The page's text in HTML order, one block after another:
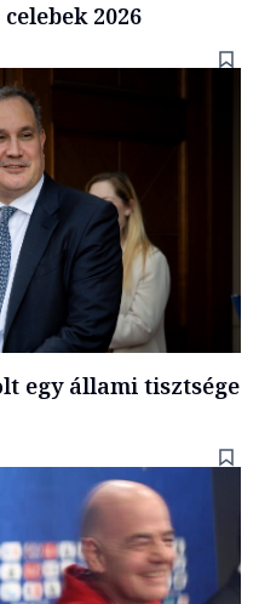
2026
egy állami tisztsége